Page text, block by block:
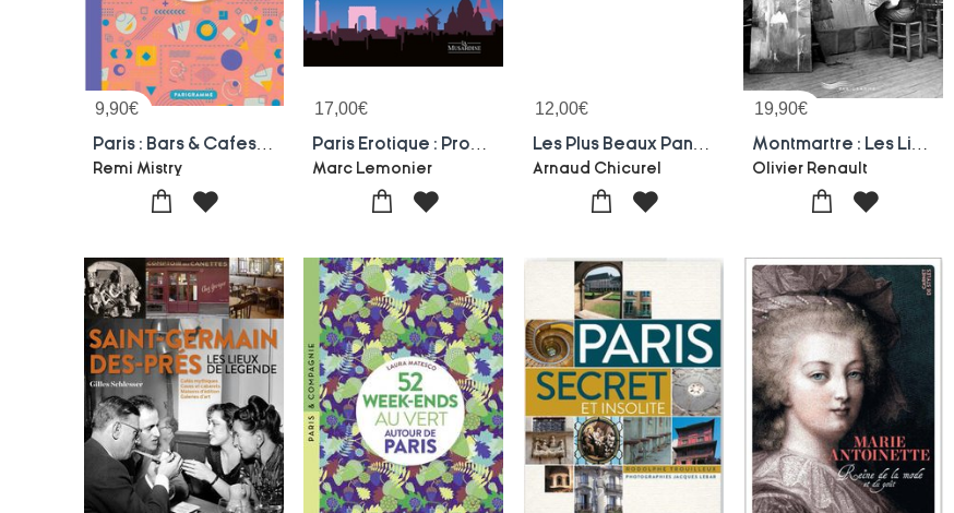
9,90€
Paris : Bars & Cafes Insolites : 100 Lieux A Theme
Remi Mistry
17,00€
Marc Lemonier
12,00€
Arnaud Chicurel
19,90€
Olivier Renault